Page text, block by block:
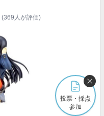
(369人が評価)
投票・採点
参加